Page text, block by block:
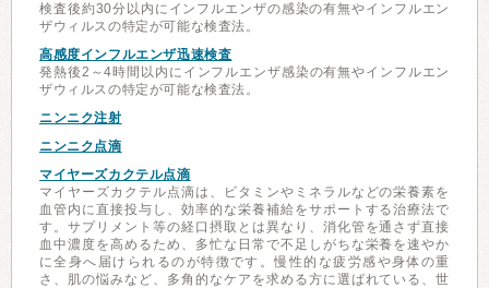
検査後約30分以内にインフルエンザの感染の有無やインフルエン
ザウィルスの特定が可能な検査法。
高感度インフルエンザ迅速検査
発熱後2～4時間以内にインフルエンザ感染の有無やインフルエン
ザウィルスの特定が可能な検査法。
ニンニク注射
ニンニク点滴
マイヤーズカクテル点滴
マイヤーズカクテル点滴は、ビタミンやミネラルなどの栄養素を
血管内に直接投与し、効率的な栄養補給をサポートする治療法で
す。サプリメント等の経口摂取とは異なり、消化管を通さず直接
血中濃度を高めるため、多忙な日常で不足しがちな栄養を速やか
に全身へ届けられるのが特徴です。慢性的な疲労感や身体の重
さ、肌の悩みなど、多角的なケアを求める方に選ばれている、世